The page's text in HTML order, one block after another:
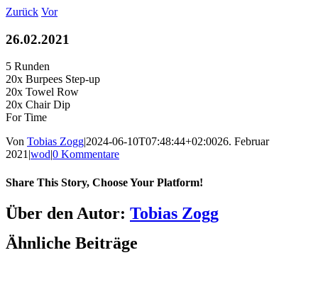
Zum
springen
Zurück Vor
26.02.2021
5 Runden
20x Burpees Step-up
20x Towel Row
20x Chair Dip
For Time
Von Tobias Zogg|2024-06-10T07:48:44+02:0026. Februar
2021|wod|0 Kommentare
Share This Story, Choose Your Platform!
Facebook
LinkedIn
WhatsApp
Telegram
Tumblr
Pinterest
Vk
Xing
E-
Mail
Über den Autor: Tobias Zogg
Ähnliche Beiträge